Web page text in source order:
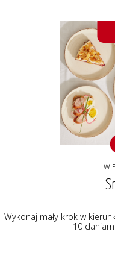
W
Wykonaj mały krok w
10